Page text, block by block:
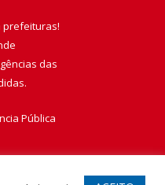
prefeituras!
das
Pública